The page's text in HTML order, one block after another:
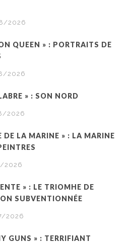
2026
QUEEN » : PORTRAITS DE
2026
» : SON NORD
2026
DE LA MARINE » : LA MARINE
2026
» : LE TRIOMHE DE
SUBVENTIONNÉE
2026
GUNS » : TERRIFIANT